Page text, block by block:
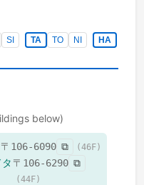
SI TA TO NI
HA
below)
〒 106-6090 ⧉ (46F)
〒 106-6290 ⧉
(44F)